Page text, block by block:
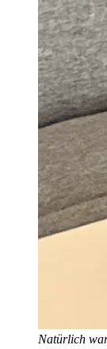
Natürlich